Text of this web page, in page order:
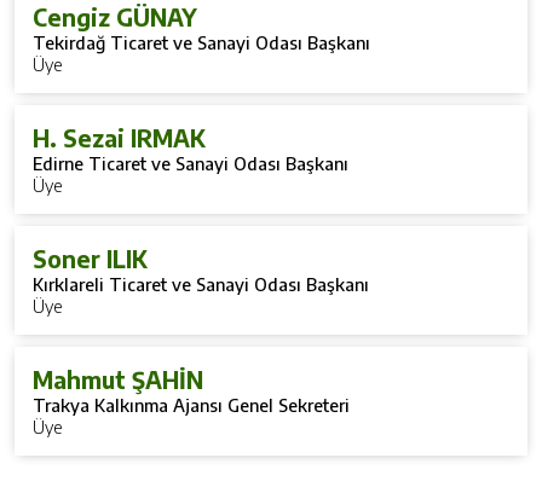
Cengiz GÜNAY
Tekirdağ Ticaret ve Sanayi Odası Başkanı
Üye
H. Sezai IRMAK
Edirne Ticaret ve Sanayi Odası Başkanı
Üye
Soner ILIK
Kırklareli Ticaret ve Sanayi Odası Başkanı
Üye
Mahmut ŞAHİN
Trakya Kalkınma Ajansı Genel Sekreteri
Üye